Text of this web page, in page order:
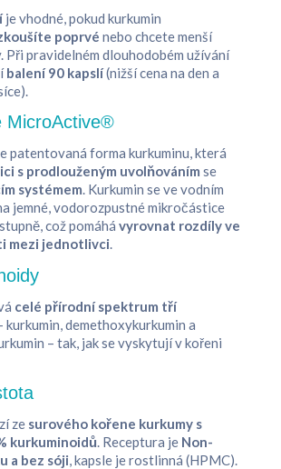
je vhodné, pokud kurkumin
poprvé nebo chcete menší
Při pravidelném dlouhodobém užívání
balení 90 kapslí(nižší cena na den a
MicroActive®
patentovaná forma kurkuminu, která
s prodlouženým uvolňováním se
systémem. Kurkumin se ve vodním
jemné, vodorozpustné mikročástice
což pomáhá vyrovnat rozdíly ve
mezi jednotlivci.
celé přírodní spektrum tří
kurkumin, demethoxykurkumin a
– tak, jak se vyskytují v kořeni
ze surového kořene kurkumy s
kurkuminoidů. Receptura je Non-
a bez sóji, kapsle je rostlinná (HPMC).